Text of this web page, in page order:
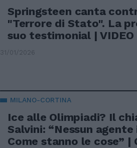
Springsteen canta
"Terrore di Stato". La
suo testimonial | VIDEO
31/01/2026
MILANO-CORTINA
Ice alle Olimpiadi? Il
Salvini: “Nessun
Come stanno le cose” |